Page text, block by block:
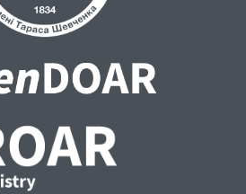
лідерством,
набуває національна
представництва, що